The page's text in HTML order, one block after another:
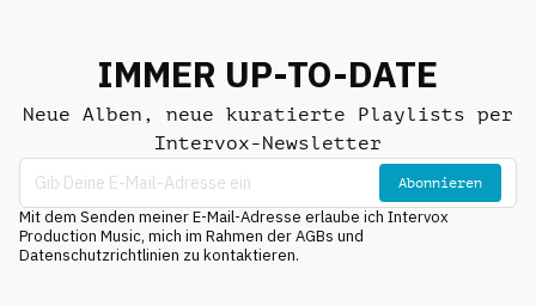
IMMER UP-TO-DATE
Neue Alben, neue kuratierte Playlists per
Intervox-Newsletter
Abonnieren
Mit dem Senden meiner E-Mail-Adresse erlaube ich Intervox
Production Music, mich im Rahmen der AGBs und
Datenschutzrichtlinien zu kontaktieren.